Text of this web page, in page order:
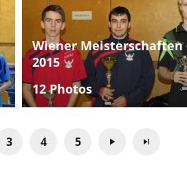
Wiener Meisterschaften
2015
12 Photos
3 4 5